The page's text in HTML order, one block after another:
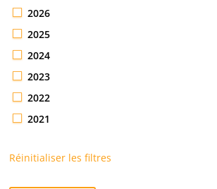
2026
2025
2024
2023
2022
2021
Réinitialiser les filtres